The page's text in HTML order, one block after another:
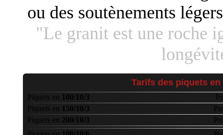
ou des soutènements
"Le granit est une roche
Tarifs des piquets
Piquets en 100/10/3
Piquets en 150/10/3
Piquets en 200/10/3